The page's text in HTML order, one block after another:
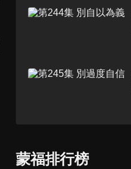
蒙福排行榜